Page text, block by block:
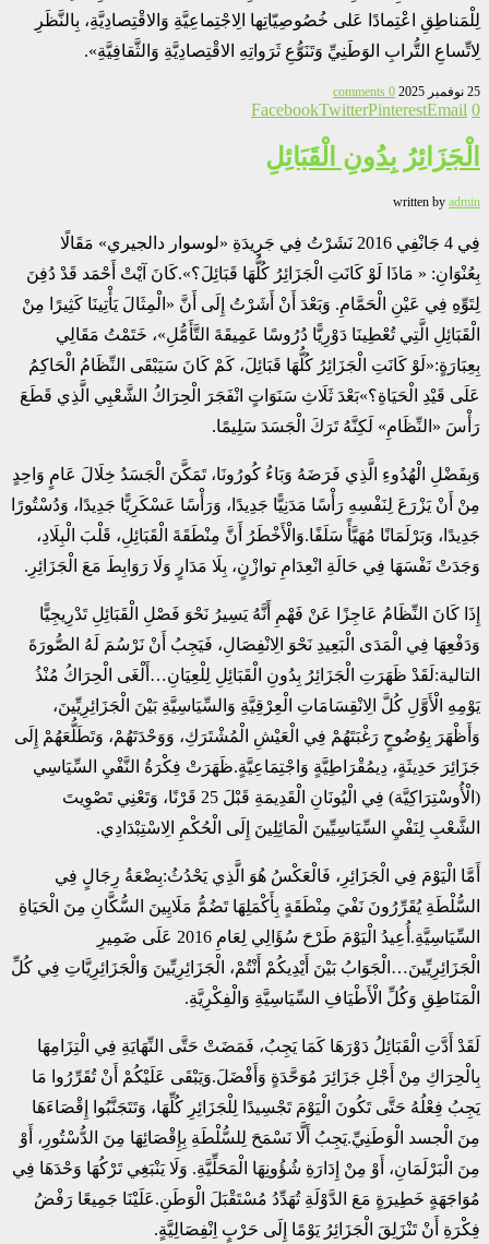
لِلْمَناطِقِ اعْتِمادًا عَلى خُصُوصِيّاتِها الِاجْتِماعِيَّةِ وَالاقْتِصادِيَّةِ، بِالنَّظَرِ
لِاتِّساعِ التُّرابِ الوَطَنِيِّ وَتَنَوُّعِ ثَرَواتِهِ الاقْتِصادِيَّةِ وَالثَّقافِيَّةِ».
25 نوفمبر 2025 0 comments
0
FacebookTwitterPinterestEmail
الْجَزَائِرُ بِدُونِ الْقَبَائِلِ
written by admin
فِي 4 جَانْفِي 2016 نَشَرْتُ فِي جَرِيدَةِ «لوسوار دالجيري» مَقَالًا
بِعُنْوَانِ: « مَاذَا لَوْ كَانَتِ الْجَزَائِرُ كُلُّهَا قَبَائِلَ؟».كَانَ آيْتْ أَحْمَد قَدْ دُفِنَ
لِتَوِّهِ فِي عَيْنِ الْحَمَّامِ. وَبَعْدَ أَنْ أَشَرْتُ إِلَى أَنَّ «الْمِثَالَ يَأْتِينَا كَثِيرًا مِنْ
الْقَبَائِلِ الَّتِي تُعْطِينَا دَوْرِيًّا دُرُوسًا عَمِيقَةَ التَّأَمُّلِ»، خَتَمْتُ مَقَالِي
بِعِبَارَةٍ:«لَوْ كَانَتِ الْجَزَائِرُ كُلُّهَا قَبَائِلَ، كَمْ كَانَ سَيَبْقَى النِّظَامُ الْحَاكِمُ
عَلَى قَيْدِ الْحَيَاةِ؟»بَعْدَ ثَلَاثِ سَنَوَاتٍ انْفَجَرَ الْحِرَاكُ الشَّعْبِي الَّذِي قَطَعَ
رَأْسَ «النِّظَامِ» لَكِنَّهُ تَرَكَ الْجَسَدَ سَلِيمًا.
وَبِفَضْلِ الْهُدُوءِ الَّذِي فَرَضَهُ وَبَاءُ كُورُونَا، تَمَكَّنَ الْجَسَدُ خِلَالَ عَامٍ وَاحِدٍ
مِنْ أَنْ يَزْرَعَ لِنَفْسِهِ رَأْسًا مَدَنِيًّا جَدِيدًا، وَرَأْسًا عَسْكَرِيًّا جَدِيدًا، وَدُسْتُورًا
جَدِيدًا، وَبَرْلَمَانًا مُهَيَّأً سَلَفًا.وَالْأَخْطَرُ أَنَّ مِنْطَقَةَ الْقَبَائِلِ، قَلْبَ الْبِلَادِ،
وَجَدَتْ نَفْسَهَا فِي حَالَةِ انْعِدَامِ توازْنٍ، بِلَا مَدَارٍ وَلَا رَوَابِطَ مَعَ الْجَزَائِرِ.
إِذَا كَانَ النِّظَامُ عَاجِزًا عَنْ فَهْمِ أَنَّهُ يَسِيرُ نَحْوَ فَصْلِ الْقَبَائِلِ تَدْرِيجِيًّا
وَدَفْعِهَا فِي الْمَدَى الْبَعِيدِ نَحْوَ الِانْفِصَالِ، فَيَجِبُ أَنْ نَرْسُمَ لَهُ الصُّورَةَ
التالية:لَقَدْ ظَهَرَتِ الْجَزَائِرُ بِدُونِ الْقَبَائِلِ لِلْعِيَانِ…أَلْغَى الْحِرَاكُ مُنْذُ
يَوْمِهِ الْأَوَّلِ كُلَّ الِانْقِسَامَاتِ الْعِرْقِيَّةِ وَالسِّيَاسِيَّةِ بَيْنَ الْجَزَائِرِيِّينَ،
وَأَظْهَرَ بِوُضُوحٍ رَغْبَتَهُمْ فِي الْعَيْشِ الْمُشْتَرَكِ، وَوَحْدَتَهُمْ، وَتَطَلُّعَهُمْ إِلَى
جَزَائِرَ حَدِيثَةٍ، دِيمُقْرَاطِيَّةٍ وَاجْتِمَاعِيَّةٍ.ظَهَرَتْ فِكْرَةُ النَّفْيِ السِّيَاسِي
(الْأُوسْتِرَاكِيَّة) فِي الْيُونَانِ الْقَدِيمَةِ قَبْلَ 25 قَرْنًا، وَتَعْنِي تَصْوِيتَ
الشَّعْبِ لِنَفْيِ السِّيَاسِيِّينَ الْمَائِلِينَ إِلَى الْحُكْمِ الِاسْتِبْدَادِي.
أَمَّا الْيَوْمَ فِي الْجَزَائِرِ، فَالْعَكْسُ هُوَ الَّذِي يَحْدُثُ:بِضْعَةُ رِجَالٍ فِي
السُّلْطَةِ يُقَرِّرُونَ نَفْيَ مِنْطَقَةٍ بِأَكْمَلِهَا تَضُمُّ مَلَايِينَ السُّكَّانِ مِنَ الْحَيَاةِ
السِّيَاسِيَّةِ.أُعِيدُ الْيَوْمَ طَرْحَ سُؤَالِي لِعَامِ 2016 عَلَى ضَمِيرِ
الْجَزَائِرِيِّينَ…الْجَوَابُ بَيْنَ أَيْدِيكُمْ أَنْتُمْ، الْجَزَائِرِيِّينَ وَالْجَزَائِرِيَّاتِ فِي كُلِّ
الْمَنَاطِقِ وَكُلِّ الْأَطْيَافِ السِّيَاسِيَّةِ وَالْفِكْرِيَّةِ.
لَقَدْ أَدَّتِ الْقَبَائِلُ دَوْرَهَا كَمَا يَجِبُ، فَمَضَتْ حَتَّى النِّهَايَةِ فِي الْتِزَامِهَا
بِالْحِرَاكِ مِنْ أَجْلِ جَزَائِرَ مُوَحَّدَةٍ وَأَفْضَلَ.وَيَبْقَى عَلَيْكُمْ أَنْ تُقَرِّرُوا مَا
يَجِبُ فِعْلُهُ حَتَّى تَكُونَ الْيَوْمَ تَجْسِيدًا لِلْجَزَائِرِ كُلِّهَا، وَتَتَجَنَّبُوا إِقْصَاءَهَا
مِنَ الْجسد الْوَطَنِيِّ.يَجِبُ أَلَّا نَسْمَحَ لِلسُّلْطَةِ بِإِقْصَائِهَا مِنَ الدُّسْتُورِ، أَوْ
مِنَ الْبَرْلَمَانِ، أَوْ مِنْ إِدَارَةِ شُؤُونِهَا الْمَحَلِّيَّةِ. وَلَا يَنْبَغِي تَرْكُهَا وَحْدَهَا فِي
مُوَاجَهَةٍ خَطِيرَةٍ مَعَ الدَّوْلَةِ تُهَدِّدُ مُسْتَقْبَلَ الْوَطَنِ.عَلَيْنَا جَمِيعًا رَفْضُ
فِكْرَةِ أَنْ تَنْزَلِقَ الْجَزَائِرُ يَوْمًا إِلَى حَرْبٍ اِنْفِصَالِيَّةٍ.